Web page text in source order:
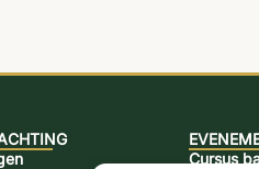
Cursus